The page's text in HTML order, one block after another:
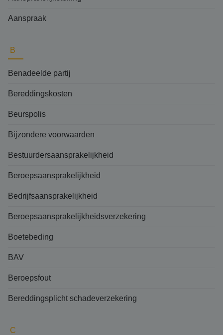
Aanspraak
B
Benadeelde partij
Bereddingskosten
Beurspolis
Bijzondere voorwaarden
Bestuurdersaansprakelijkheid
Beroepsaansprakelijkheid
Bedrijfsaansprakelijkheid
Beroepsaansprakelijkheidsverzekering
Boetebeding
BAV
Beroepsfout
Bereddingsplicht schadeverzekering
C